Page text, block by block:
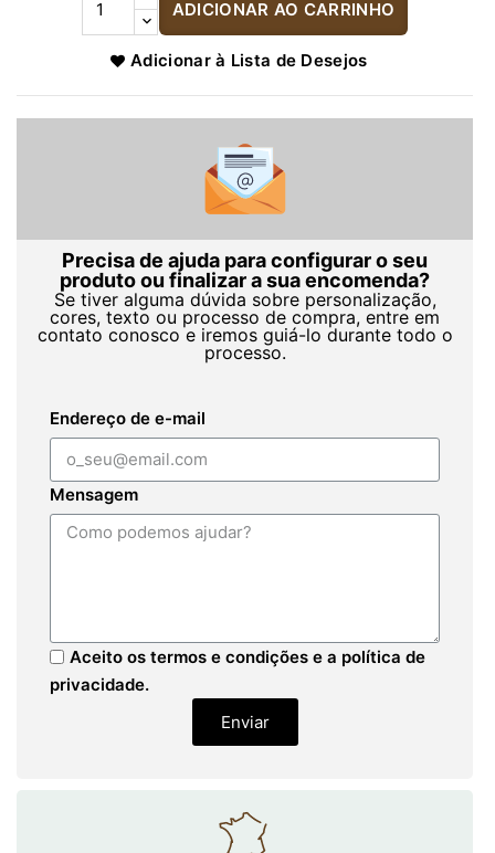
ADICIONAR AO CARRINHO
Adicionar à Lista de Desejos
Precisa de ajuda para configurar o seu
produto ou finalizar a sua encomenda?
Se tiver alguma dúvida sobre personalização,
cores, texto ou processo de compra, entre em
contato conosco e iremos guiá-lo durante todo o
processo.
Endereço de e-mail
Mensagem
Aceito os termos e condições e a política de
privacidade.
Enviar